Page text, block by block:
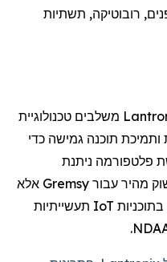
, רובוטיקה, תשתיות
משלבים טכנולוגיית
תוכנה גמישה כדי
פלטפורמה ניתנת
מהיר עבור Gremsy אלא
IoT תעשייתיות